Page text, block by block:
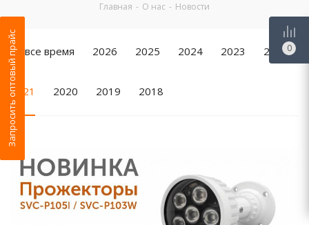
Главная - О нас - Новости
За все время 2026 2025 2024 2023 2022
2021 2020 2019 2018
Запросить оптовый прайс 0